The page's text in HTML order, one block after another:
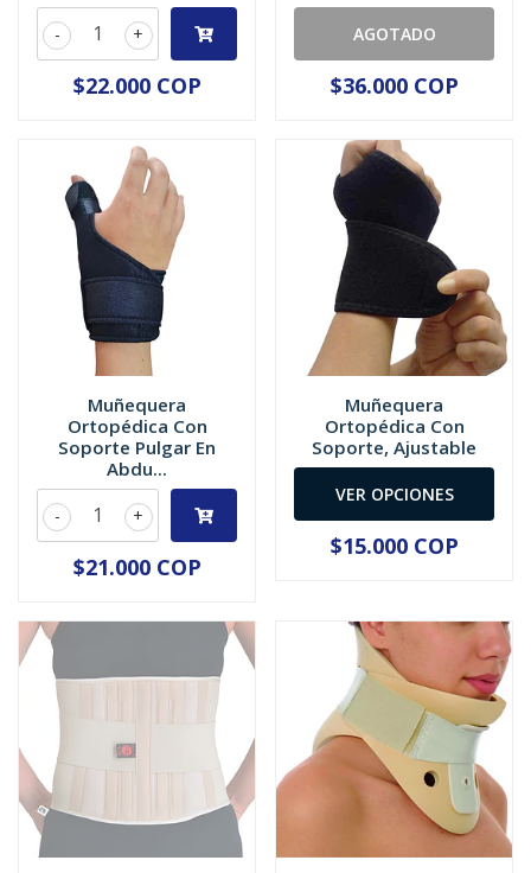
+
-
$22.000 COP
AGOTADO
$36.000 COP
Muñequera
Ortopédica Con
Soporte Pulgar En
Abdu...
+
-
$21.000 COP
Muñequera
Ortopédica Con
Soporte, Ajustable
VER OPCIONES
$15.000 COP